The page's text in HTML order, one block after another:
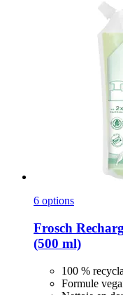
6 options
Frosch
(500 ml)
100 %
Formule